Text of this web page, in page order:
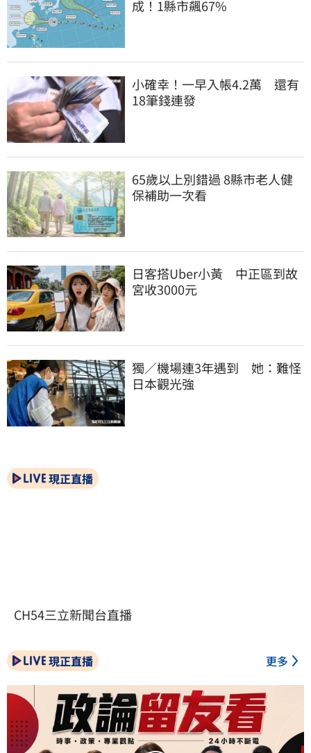
成！1縣市飆67%
小確幸！一早入帳4.2萬　還有
18筆錢連發
65歲以上別錯過 8縣市老人健
保補助一次看
日客搭Uber小黃　中正區到故
宮收3000元
獨／機場連3年遇到　她：難怪
日本觀光強
現正直播
CH54三立新聞台直播
現正直播 更多